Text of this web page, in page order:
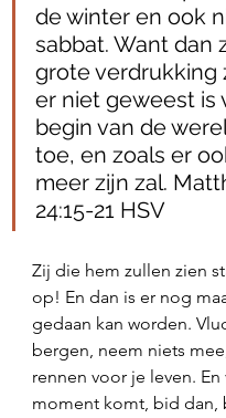
de winter en ook
sabbat. Want dan
grote verdrukking
er niet geweest is
begin van de
toe, en zoals er
meer zijn zal.
24:15‭-‬21 HSV
Zij die hem zullen zien
op! En dan is er nog
gedaan kan worden.
bergen, neem niets
rennen voor je leven.
moment komt, bid dan,